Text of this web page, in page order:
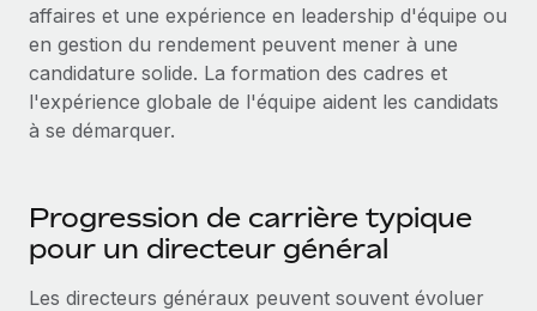
affaires et une expérience en leadership d'équipe ou
en gestion du rendement peuvent mener à une
candidature solide. La formation des cadres et
l'expérience globale de l'équipe aident les candidats
à se démarquer.
Progression de carrière typique
pour un directeur général
Les directeurs généraux peuvent souvent évoluer